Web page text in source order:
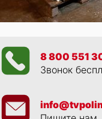
8 800 551
Звонок